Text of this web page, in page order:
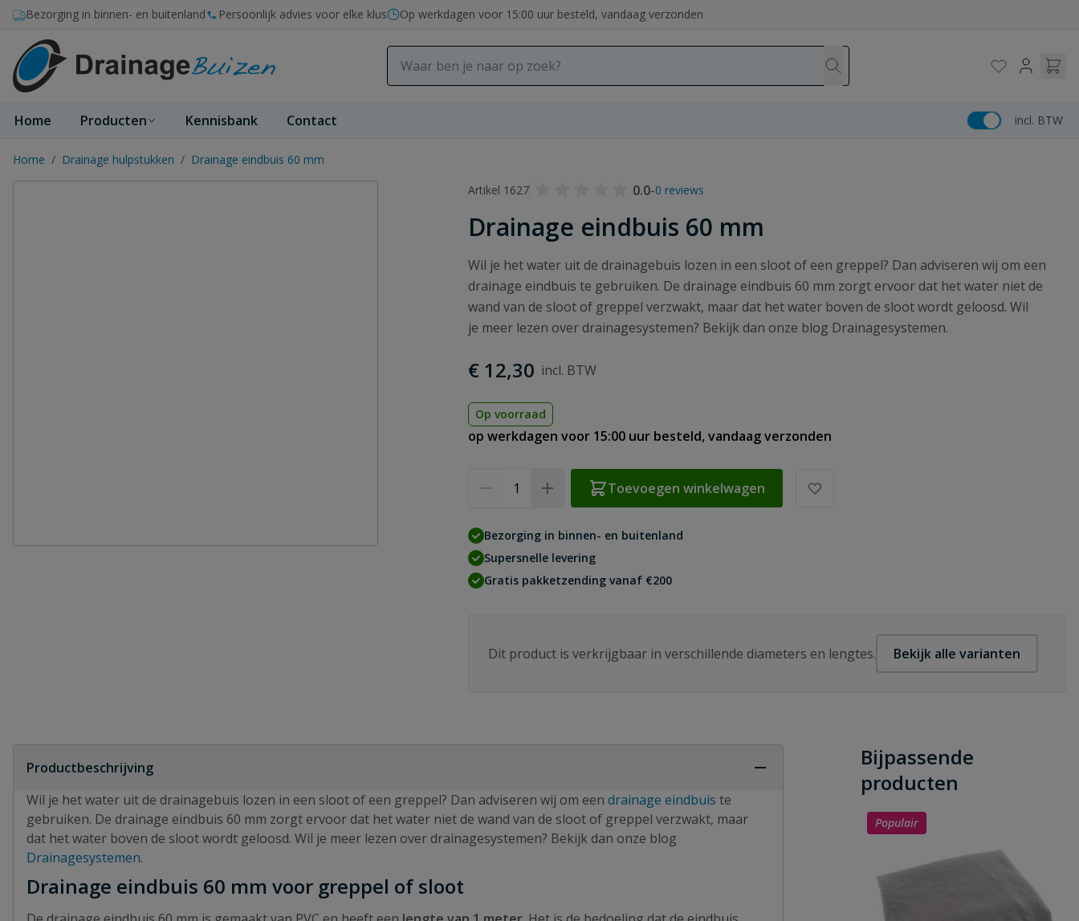
Ga naar de inhoud
Bezorging in binnen- en buitenland Persoonlijk advies voor elke klus Op werkdagen voor 15:00 uur besteld, vandaag verzonden
Home Producten Kennisbank Contact incl. BTW
Home / Drainage hulpstukken / Drainage eindbuis 60 mm
Artikel 1627
0.0-0 reviews
Drainage eindbuis 60 mm
Wil je het water uit de drainagebuis lozen in een sloot of een greppel? Dan adviseren wij om een
drainage eindbuis te gebruiken. De drainage eindbuis 60 mm zorgt ervoor dat het water niet de
wand van de sloot of greppel verzwakt, maar dat het water boven de sloot wordt geloosd. Wil
je meer lezen over drainagesystemen? Bekijk dan onze blog Drainagesystemen.
€ 12,30
Op voorraad
op werkdagen voor 15:00 uur besteld, vandaag verzonden
Toevoegen winkelwagen
Bezorging in binnen- en buitenland
Supersnelle levering
Gratis pakketzending vanaf €200
Dit product is verkrijgbaar in verschillende diameters en lengtes. Bekijk alle varianten
Productbeschrijving
Wil je het water uit de drainagebuis lozen in een sloot of een greppel? Dan adviseren wij om een drainage eindbuis te
gebruiken. De drainage eindbuis 60 mm zorgt ervoor dat het water niet de wand van de sloot of greppel verzwakt, maar
dat het water boven de sloot wordt geloosd. Wil je meer lezen over drainagesystemen? Bekijk dan onze blog
Drainagesystemen.
Drainage eindbuis 60 mm voor greppel of sloot
Bijpassende
producten
Populair